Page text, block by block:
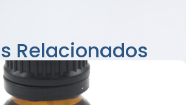
Relacionados